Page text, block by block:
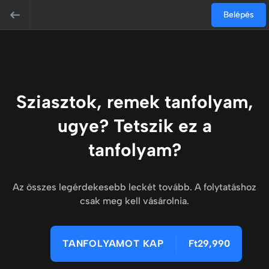
Belépés
Sziasztok, remek tanfolyam,
ugye? Tetszik ez a
tanfolyam?
Az összes legérdekesebb leckét tovább. A folytatáshoz
csak meg kell vásárolnia.
TANFOLYAMOT KAP Ft29,990